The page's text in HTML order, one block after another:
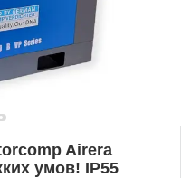
Airera
умов! IP55